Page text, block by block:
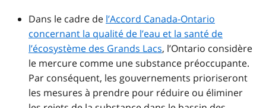
Dans le cadre de l’Accord Canada-Ontario
concernant la qualité de l’eau et la santé de
l’écosystème des Grands Lacs, l’Ontario considère
le mercure comme une substance préoccupante.
Par conséquent, les gouvernements prioriseront
les mesures à prendre pour réduire ou éliminer